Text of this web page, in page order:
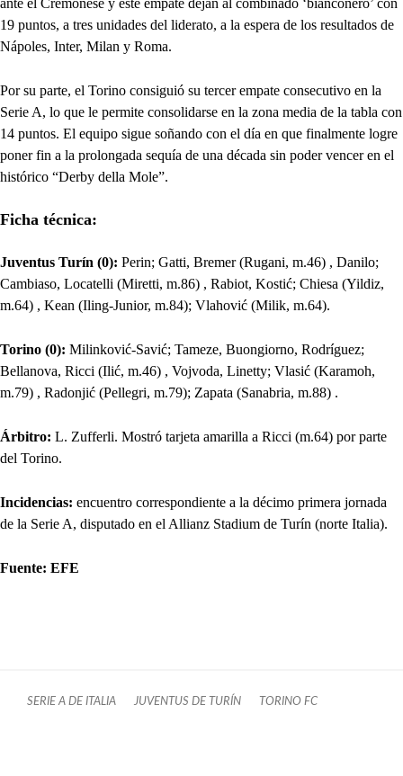
ante el Cremonese y este empate dejan al combinado ‘bianconero’ con
19 puntos, a tres unidades del liderato, a la espera de los resultados de
Nápoles, Inter, Milan y Roma.
Por su parte, el Torino consiguió su tercer empate consecutivo en la
Serie A, lo que le permite consolidarse en la zona media de la tabla con
14 puntos. El equipo sigue soñando con el día en que finalmente logre
poner fin a la prolongada sequía de una década sin poder vencer en el
histórico “Derby della Mole”.
Ficha técnica:
Juventus Turín (0): Perin; Gatti, Bremer (Rugani, m.46) , Danilo;
Cambiaso, Locatelli (Miretti, m.86) , Rabiot, Kostić; Chiesa (Yildiz,
m.64) , Kean (Iling-Junior, m.84); Vlahović (Milik, m.64).
Torino (0): Milinković-Savić; Tameze, Buongiorno, Rodríguez;
Bellanova, Ricci (Ilić, m.46) , Vojvoda, Linetty; Vlasić (Karamoh,
m.79) , Radonjić (Pellegri, m.79); Zapata (Sanabria, m.88) .
Árbitro: L. Zufferli. Mostró tarjeta amarilla a Ricci (m.64) por parte
del Torino.
Incidencias: encuentro correspondiente a la décimo primera jornada
de la Serie A, disputado en el Allianz Stadium de Turín (norte Italia).
Fuente: EFE
SERIE A DE ITALIA JUVENTUS DE TURÍN TORINO FC